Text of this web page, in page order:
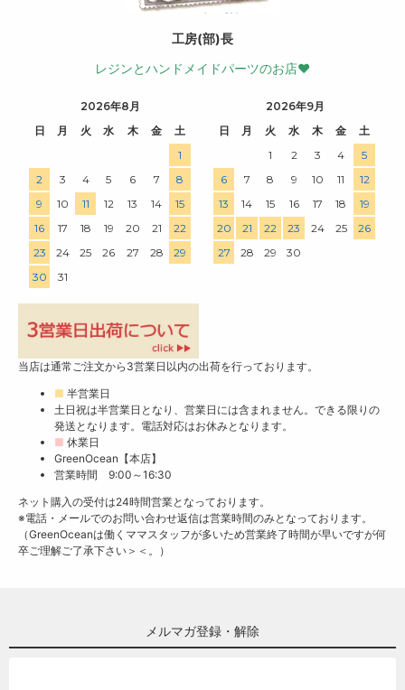
工房(部)長
レジンとハンドメイドパーツのお店♥
2026年8月
日
月 火 水 木 金
土
1
2
3 4 5 6 7
8
9
10 11 12 13 14
15
16
17 18 19 20 21
22
23
24 25 26 27 28
29
30
31
2026年9月
日
月 火 水 木 金
土
1
2 3 4
5
6
7 8 9 10 11
12
13
14 15 16 17 18
19
20
21 22 23 24 25
26
27
28 29 30
当店は通常ご注文から3営業日以内の出荷を行っております。
■ 半営業日
土日祝は半営業日となり、営業日には含まれません。できる限りの
発送となります。電話対応はお休みとなります。
■ 休業日
GreenOcean【本店】
営業時間 9:00～16:30
ネット購入の受付は24時間営業となっております。
※電話・メールでのお問い合わせ返信は営業時間のみとなっております。
（GreenOceanは働くママスタッフが多いため営業終了時間が早いですが何
卒ご理解ご了承下さい＞＜。）
メルマガ登録・解除